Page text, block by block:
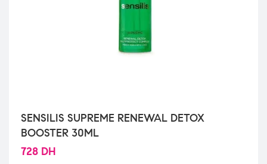
SENSILIS SUPREME RENEWAL DETOX
BOOSTER 30ML
728 DH